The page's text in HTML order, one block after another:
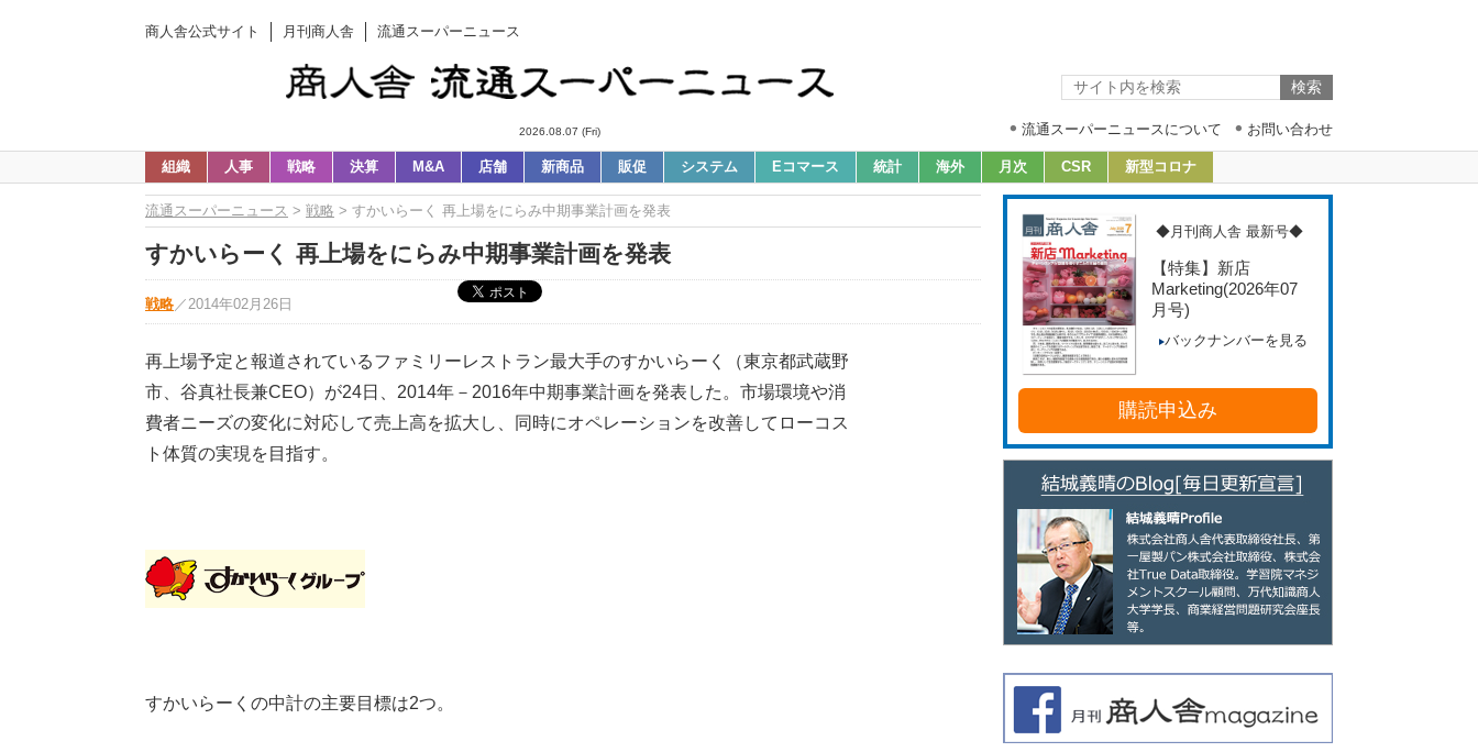
商人舎公式サイト 月刊商人舎 流通スーパーニュース
2026.08.07 (Fri) 流通スーパーニュースについて お問い合わせ
組織 人事 戦略 決算 M&A 店舗 新商品 販促 システム Eコマース 統計 海外 月次 CSR 新型コロナ
流通スーパーニュース > 戦略 > すかいらーく 再上場をにらみ中期事業計画を発表
すかいらーく 再上場をにらみ中期事業計画を発表
戦略 ／ 2014年02月26日
再上場予定と報道されているファミリーレストラン最大手のすかいらーく（東京都武蔵野
市、谷真社長兼CEO）が24日、2014年－2016年中期事業計画を発表した。市場環境や消
費者ニーズの変化に対応して売上高を拡大し、同時にオペレーションを改善してローコス
ト体質の実現を目指す。
すかいらーくの中計の主要目標は2つ。
◆月刊商人舎 最新号◆
【特集】新店
Marketing(2026年07
月号)
バックナンバーを見る
購読申込み